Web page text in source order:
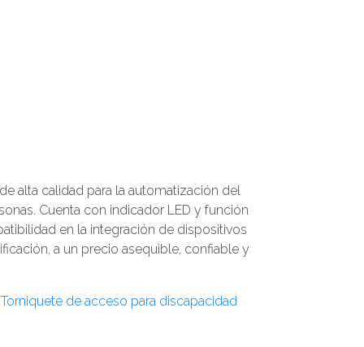
alta calidad para la automatización del
Cuenta con indicador LED y función
en la integración de dispositivos
a un precio asequible, confiable y
Torniquete de acceso para discapacidad